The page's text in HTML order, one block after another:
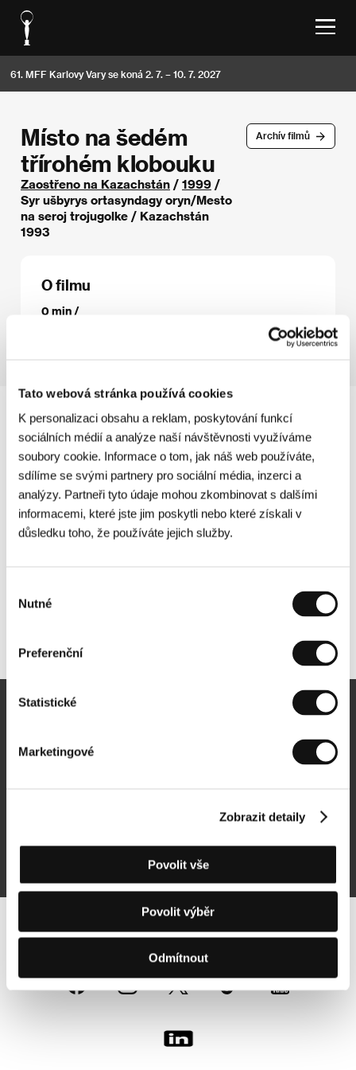
Tato webová stránka používá cookies
K personalizaci obsahu a reklam, poskytování funkcí
sociálních médií a analýze naší návštěvnosti využíváme
soubory cookie. Informace o tom, jak náš web používáte,
sdílíme se svými partnery pro sociální média, inzerci a
analýzy. Partneři tyto údaje mohou zkombinovat s dalšími
informacemi, které jste jim poskytli nebo které získali v
důsledku toho, že používáte jejich služby.
souhlasu
Nutné
Preferenční
Statistické
Marketingové
Zobrazit detaily
Povolit vše
Povolit výběr
Odmítnout
61. MFF Karlovy Vary se koná 2. 7. – 10. 7. 2027
Archív filmů
Místo na šedém
třírohém klobouku
Zaostřeno na Kazachstán / 1999 /
Syr ušbyrys ortasyndagy oryn/Mesto
na seroj trojugolke / Kazachstán
1993
O filmu
0 min /
Přihlásit se k odběru
Přihlášením souhlasím se zpracováním osobních údajů
Sledujte nás na síti: